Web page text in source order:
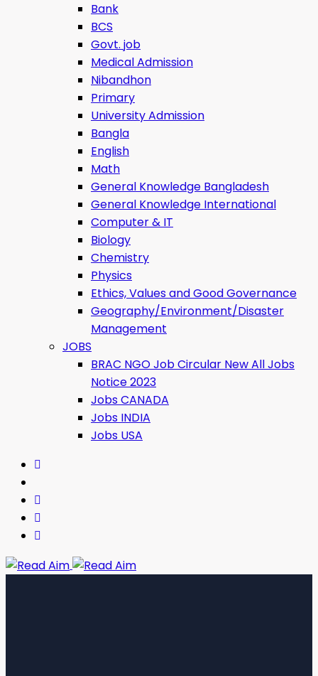
Bank
BCS
Govt. job
Medical Admission
Nibandhon
Primary
University Admission
Bangla
English
Math
General Knowledge Bangladesh
General Knowledge International
Computer & IT
Biology
Chemistry
Physics
Ethics, Values ​​and Good Governance
Geography/Environment/Disaster
Management
JOBS
BRAC NGO Job Circular New All Jobs
Notice 2023
Jobs CANADA
Jobs INDIA
Jobs USA
Read Aim